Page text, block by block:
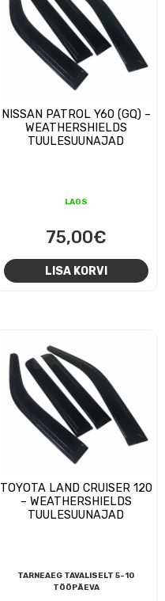
NISSAN PATROL Y60 (GQ) –
WEATHERSHIELDS
TUULESUUNAJAD
LAOS
75,00€
LISA KORVI
TOYOTA LAND CRUISER 120
– WEATHERSHIELDS
TUULESUUNAJAD
TARNEAEG TAVALISELT 5-10
TÖÖPÄEVA